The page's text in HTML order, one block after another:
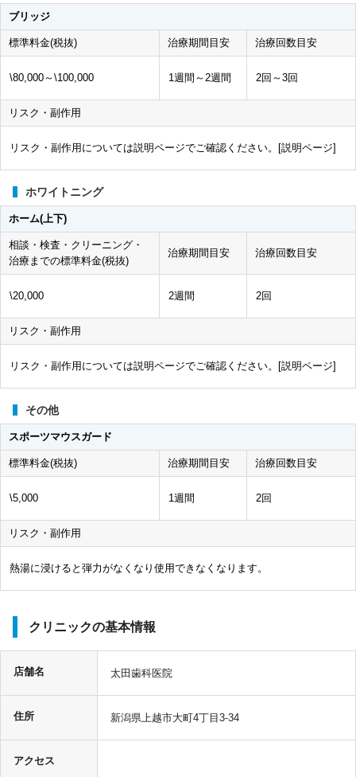
ブリッジ
標準料金(税抜) 治療期間目安 治療回数目安
\80,000～\100,000 1週間～2週間 2回～3回
リスク・副作用
リスク・副作用については説明ページでご確認ください。[説明ページ]
ホワイトニング
ホーム(上下)
相談・検査・クリーニング・
治療までの標準料金(税抜)
治療期間目安 治療回数目安
\20,000 2週間 2回
リスク・副作用
リスク・副作用については説明ページでご確認ください。[説明ページ]
その他
スポーツマウスガード
標準料金(税抜) 治療期間目安 治療回数目安
\5,000 1週間 2回
リスク・副作用
熱湯に浸けると弾力がなくなり使用できなくなります。
クリニックの基本情報
店舗名 太田歯科医院
住所 新潟県上越市大町4丁目3-34
アクセス